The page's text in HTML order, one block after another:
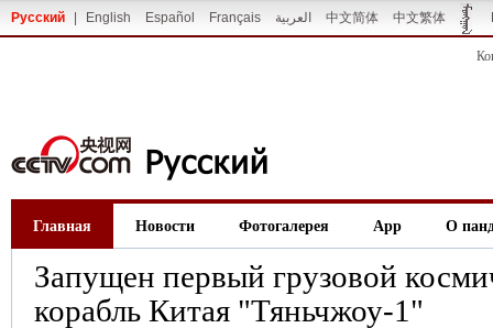
Русский English Español Français العربية 中文简体 中文繁体
Главная Новости Фотогалерея App О
Запущен первый грузовой
корабль Китая "Тяньчжоу-1"